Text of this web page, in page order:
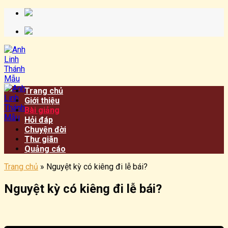
Chuyển
Trang chủ
Giới thiệu
Bài giảng
Hỏi đáp
Chuyện đời
Thư giãn
Quảng cáo
Trang chủ » Nguyệt kỳ có kiêng đi lễ bái?
Nguyệt kỳ có kiêng đi lễ bái?